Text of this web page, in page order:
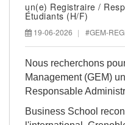
Tu évolueras dans une
autonomie et
Tes missions
• Participer à la
• Élaborer et mettre à
• Coordonner les équipes
prestataires.
un(e) Registraire /
Étudiants (H/F)
19-06-2026 #GEM-
Nous recherchons
Management (GEM)
Responsable
Business School